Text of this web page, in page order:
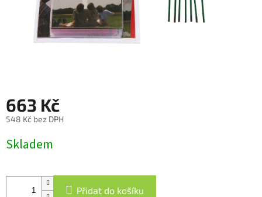
663 Kč
548 Kč bez DPH
cena:
Skladem
Přidat do košíku